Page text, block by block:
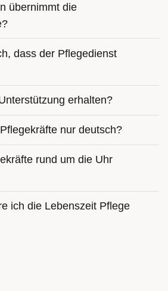
übernimmt die
dass der Pflegedienst
erhalten?
nur deutsch?
rund um die Uhr
ich die Lebenszeit Pflege